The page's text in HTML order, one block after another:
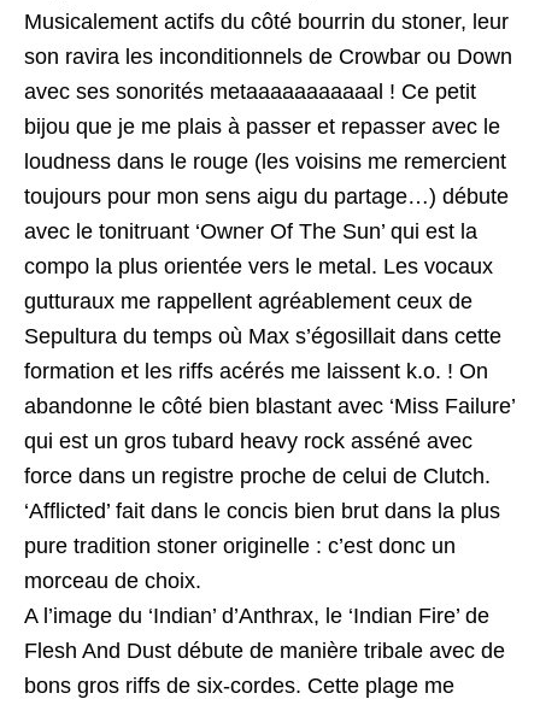
Musicalement actifs du côté bourrin du stoner, leur
son ravira les inconditionnels de Crowbar ou Down
avec ses sonorités metaaaaaaaaaaal ! Ce petit
bijou que je me plais à passer et repasser avec le
loudness dans le rouge (les voisins me remercient
toujours pour mon sens aigu du partage…) débute
avec le tonitruant ‘Owner Of The Sun’ qui est la
compo la plus orientée vers le metal. Les vocaux
gutturaux me rappellent agréablement ceux de
Sepultura du temps où Max s’égosillait dans cette
formation et les riffs acérés me laissent k.o. ! On
abandonne le côté bien blastant avec ‘Miss Failure’
qui est un gros tubard heavy rock asséné avec
force dans un registre proche de celui de Clutch.
‘Afflicted’ fait dans le concis bien brut dans la plus
pure tradition stoner originelle : c’est donc un
morceau de choix.
A l’image du ‘Indian’ d’Anthrax, le ‘Indian Fire’ de
Flesh And Dust débute de manière tribale avec de
bons gros riffs de six-cordes. Cette plage me